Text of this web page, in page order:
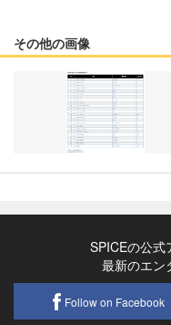
その他の画像
SPICEの公式
最新のエン
Follow on Facebook